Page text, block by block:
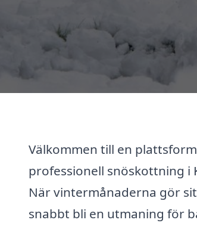
Välkommen till en
professionell snöskottning i
När vintermånaderna gör
snabbt bli en utmaning för